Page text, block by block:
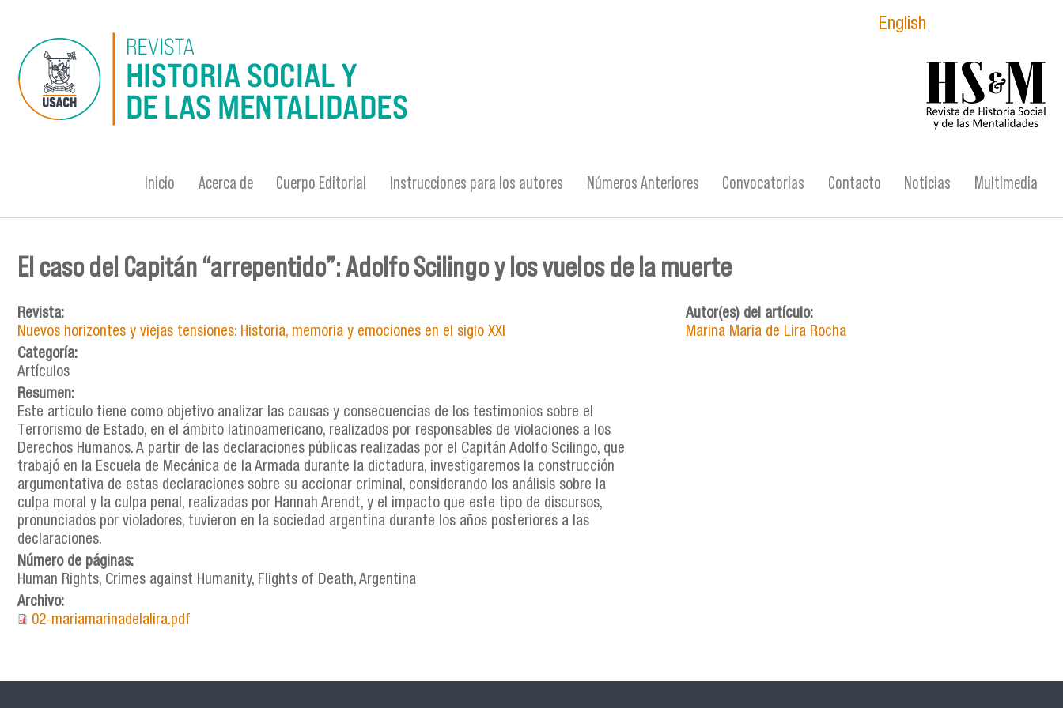
English
Inicio Acerca de Cuerpo Editorial Instrucciones para los autores Números Anteriores Convocatorias Contacto Noticias Multimedia
Se encuentra usted aquí
El caso del Capitán “arrepentido”: Adolfo Scilingo y los vuelos de la muerte
Revista:
Nuevos horizontes y viejas tensiones: Historia, memoria y emociones en el siglo XXI
Categoría:
Artículos
Resumen:
Este artículo tiene como objetivo analizar las causas y consecuencias de los testimonios sobre el
Terrorismo de Estado, en el ámbito latinoamericano, realizados por responsables de violaciones a los
Derechos Humanos. A partir de las declaraciones públicas realizadas por el Capitán Adolfo Scilingo, que
trabajó en la Escuela de Mecánica de la Armada durante la dictadura, investigaremos la construcción
argumentativa de estas declaraciones sobre su accionar criminal, considerando los análisis sobre la
culpa moral y la culpa penal, realizadas por Hannah Arendt, y el impacto que este tipo de discursos,
pronunciados por violadores, tuvieron en la sociedad argentina durante los años posteriores a las
declaraciones.
Número de páginas:
Human Rights, Crimes against Humanity, Flights of Death, Argentina
Archivo:
02-mariamarinadelalira.pdf
Autor(es) del artículo:
Marina Maria de Lira Rocha